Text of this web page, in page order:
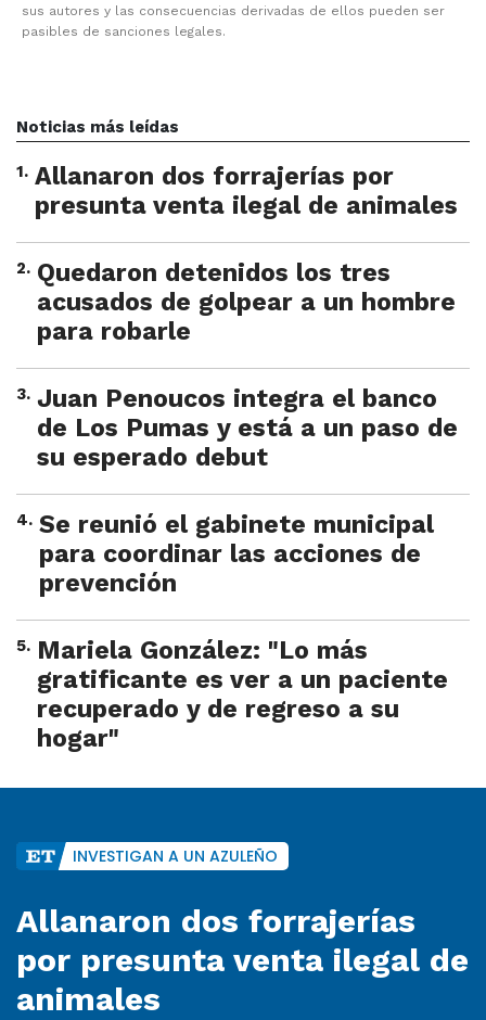
sus autores y las consecuencias derivadas de ellos pueden ser
pasibles de sanciones legales.
Noticias más leídas
1. Allanaron dos forrajerías por
presunta venta ilegal de animales
2. Quedaron detenidos los tres
acusados de golpear a un hombre
para robarle
3. Juan Penoucos integra el banco
de Los Pumas y está a un paso de
su esperado debut
4. Se reunió el gabinete municipal
para coordinar las acciones de
prevención
5. Mariela González: "Lo más
gratificante es ver a un paciente
recuperado y de regreso a su
hogar"
INVESTIGAN A UN AZULEÑO
Allanaron dos forrajerías
por presunta venta ilegal de
animales